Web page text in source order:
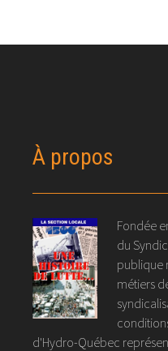
À propos
Fondée
du
publique
métiers
d'Hydro-Québec